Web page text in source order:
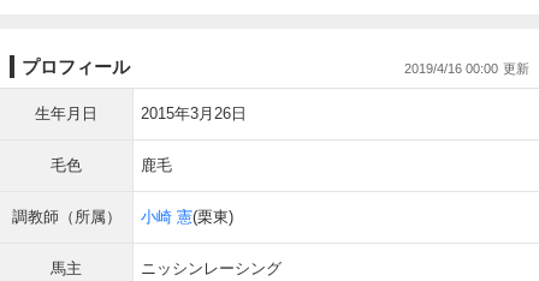
プロフィール 2019/4/16 00:00
生年月日 2015年3月26日
毛色 鹿毛
調教師（所属） 小崎 憲(栗東)
馬主 ニッシンレーシング